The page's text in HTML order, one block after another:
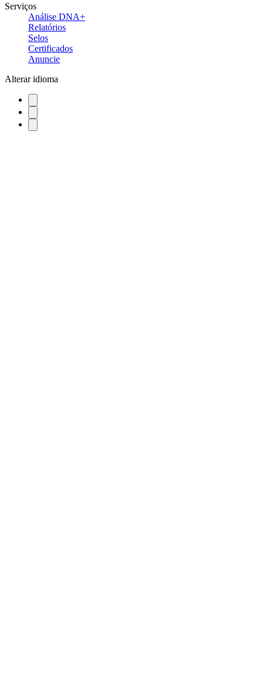
Serviços
Análise DNA+
Relatórios
Selos
Certificados
Anuncie
Alterar idioma